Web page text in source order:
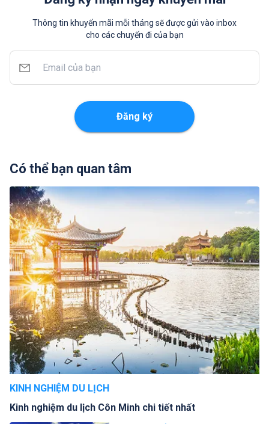
Thông tin khuyến mãi mỗi tháng sẽ được gửi vào inbox
cho các chuyến đi của bạn
Đăng ký
Có thể bạn quan tâm
KINH NGHIỆM DU LỊCH
Kinh nghiệm du lịch Côn Minh chi tiết nhất